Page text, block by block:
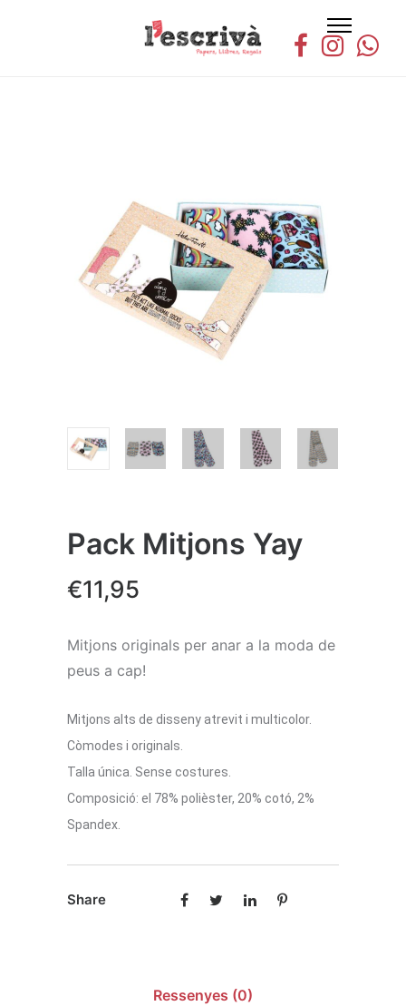
Pack Mitjons Yay
€11,95
Mitjons originals per anar a la moda de
peus a cap!
Mitjons alts de disseny atrevit i multicolor.
Còmodes i originals.
Talla única. Sense costures.
Composició: el 78% polièster, 20% cotó, 2%
Spandex.
Share
Ressenyes (0)